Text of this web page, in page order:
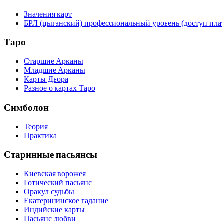
Значения карт
БРЛ (цыганский) профессиональный уровень (доступ
Таро
Старшие Арканы
Младшие Арканы
Карты Двора
Разное о картах Таро
Симболон
Теория
Практика
Старинные пасьянсы
Киевская ворожея
Готический пасьянс
Оракул судьбы
Екатерининское гадание
Индийские карты
Пасьянс любви